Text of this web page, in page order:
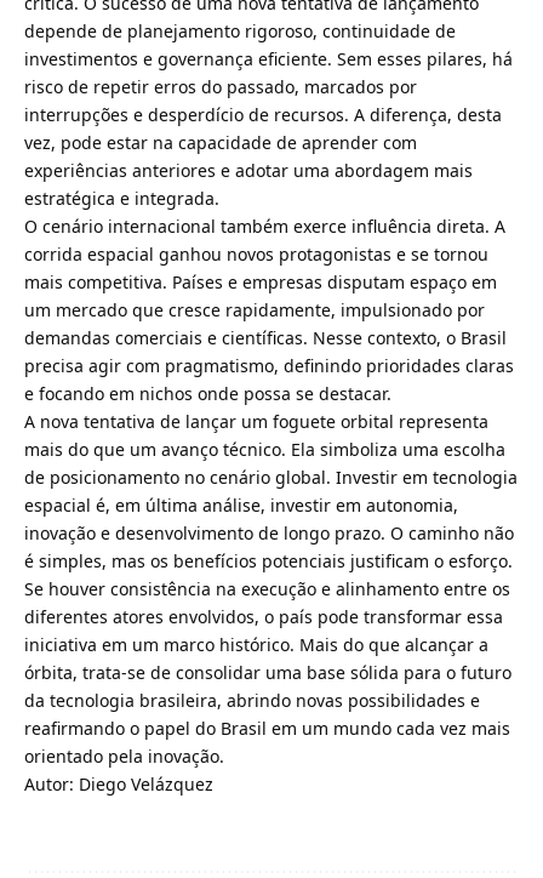
depende de planejamento rigoroso, continuidade de
investimentos e governança eficiente. Sem esses pilares, há
risco de repetir erros do passado, marcados por
interrupções e desperdício de recursos. A diferença, desta
vez, pode estar na capacidade de aprender com
experiências anteriores e adotar uma abordagem mais
estratégica e integrada.
O cenário internacional também exerce influência direta. A
corrida espacial ganhou novos protagonistas e se tornou
mais competitiva. Países e empresas disputam espaço em
um mercado que cresce rapidamente, impulsionado por
demandas comerciais e científicas. Nesse contexto, o Brasil
precisa agir com pragmatismo, definindo prioridades claras
e focando em nichos onde possa se destacar.
A nova tentativa de lançar um foguete orbital representa
mais do que um avanço técnico. Ela simboliza uma escolha
de posicionamento no cenário global. Investir em tecnologia
espacial é, em última análise, investir em autonomia,
inovação e desenvolvimento de longo prazo. O caminho não
é simples, mas os benefícios potenciais justificam o esforço.
Se houver consistência na execução e alinhamento entre os
diferentes atores envolvidos, o país pode transformar essa
iniciativa em um marco histórico. Mais do que alcançar a
órbita, trata-se de consolidar uma base sólida para o futuro
da tecnologia brasileira, abrindo novas possibilidades e
reafirmando o papel do Brasil em um mundo cada vez mais
orientado pela inovação.
Autor: Diego Velázquez